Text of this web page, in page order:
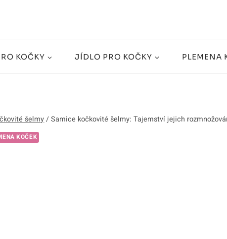
KOČKY JÍDLO PRO KOČKY PLEMENA
šelmy / Samice kočkovité šelmy: Tajemství jejich
KOČEK